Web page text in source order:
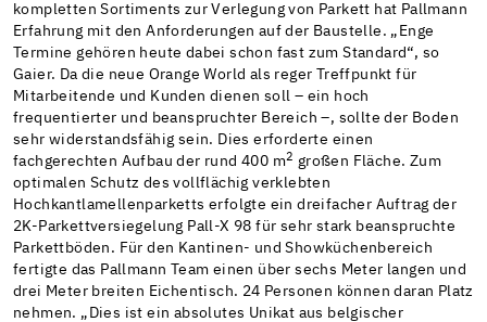
kompletten Sortiments zur Verlegung von Parkett hat Pallmann
Erfahrung mit den Anforderungen auf der Baustelle. „Enge
Termine gehören heute dabei schon fast zum Standard“, so
Gaier. Da die neue Orange World als reger Treffpunkt für
Mitarbeitende und Kunden dienen soll – ein hoch
frequentierter und beanspruchter Bereich –, sollte der Boden
sehr widerstandsfähig sein. Dies erforderte einen
fachgerechten Aufbau der rund 400 m2 großen Fläche. Zum
optimalen Schutz des vollflächig verklebten
Hochkantlamellenparketts erfolgte ein dreifacher Auftrag der
2K-Parkettversiegelung Pall-X 98 für sehr stark beanspruchte
Parkettböden. Für den Kantinen- und Showküchenbereich
fertigte das Pallmann Team einen über sechs Meter langen und
drei Meter breiten Eichentisch. 24 Personen können daran Platz
nehmen. „Dies ist ein absolutes Unikat aus belgischer